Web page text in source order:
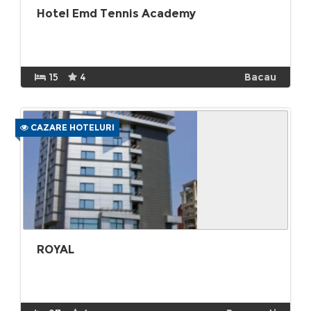
Hotel Emd Tennis Academy
15 4 Bacau
CAZARE HOTELURI
ROYAL